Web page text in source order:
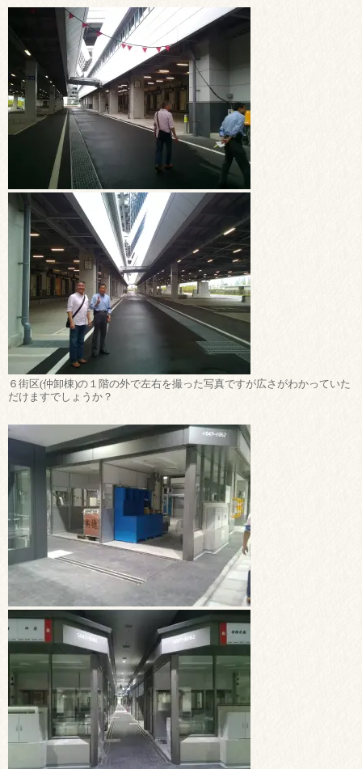
６街区(仲卸棟)の１階の外で左右を撮った写真ですが広さがわかっていた
だけますでしょうか？